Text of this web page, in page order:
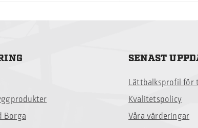
Borga
SENAST
Lättbalksprofil för
Kvalitetspolicy
Våra värderingar